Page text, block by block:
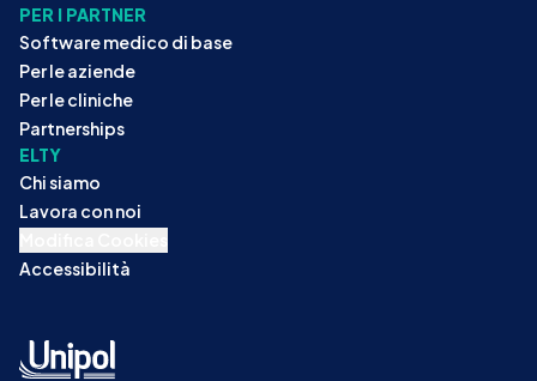
PER I PARTNER
Software medico di base
Per le aziende
Per le cliniche
Partnerships
ELTY
Chi siamo
Lavora con noi
Accessibilità